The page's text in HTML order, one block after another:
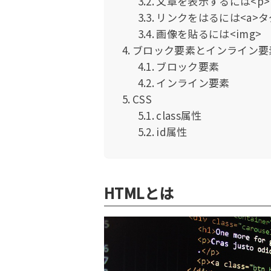
リンクをはるには<a>
画像を貼るには<img>
ブロック要素とインライン
ブロック要素
インライン要素
CSS
class属性
id属性
HTMLとは